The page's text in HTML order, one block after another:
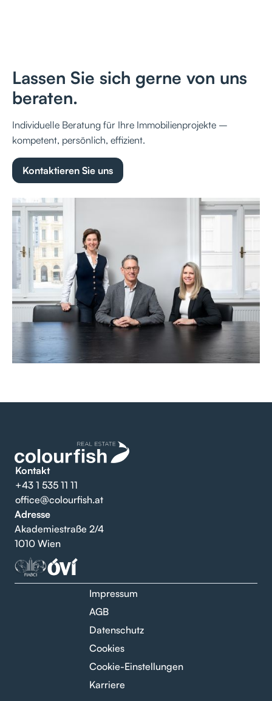
Lassen Sie sich gerne von uns
beraten.
Individuelle Beratung für Ihre Immobilienprojekte –
kompetent, persönlich, effizient.
Kontaktieren Sie uns
Kontakt
+43 1 535 11 11
office@colourfish.at
Adresse
Akademiestraße 2/4
1010 Wien
Impressum
AGB
Datenschutz
Cookies
Cookie-Einstellungen
Karriere